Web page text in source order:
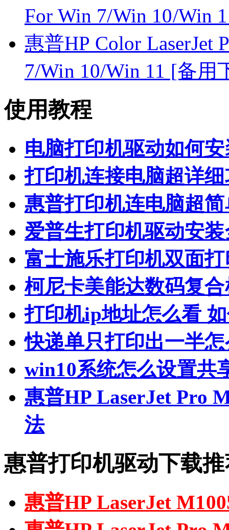
For Win 7/Win 10/Win
惠普HP Color LaserJet
7/Win 10/Win 11 [备用
使用教程
电脑打印机驱动如何
打印机连接电脑超详
惠普打印机连电脑超
爱普生打印机驱动安
富士施乐打印机双面
柯尼卡美能达数码复
打印机ip地址怎么看
快递单只打印出一半
win10系统怎么设置共
惠普HP LaserJet Pro
法
惠普打印机驱动下载
惠普HP LaserJet